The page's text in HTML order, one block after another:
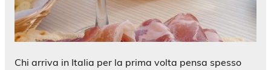
Chi arriva in Italia per la prima volta pensa spesso